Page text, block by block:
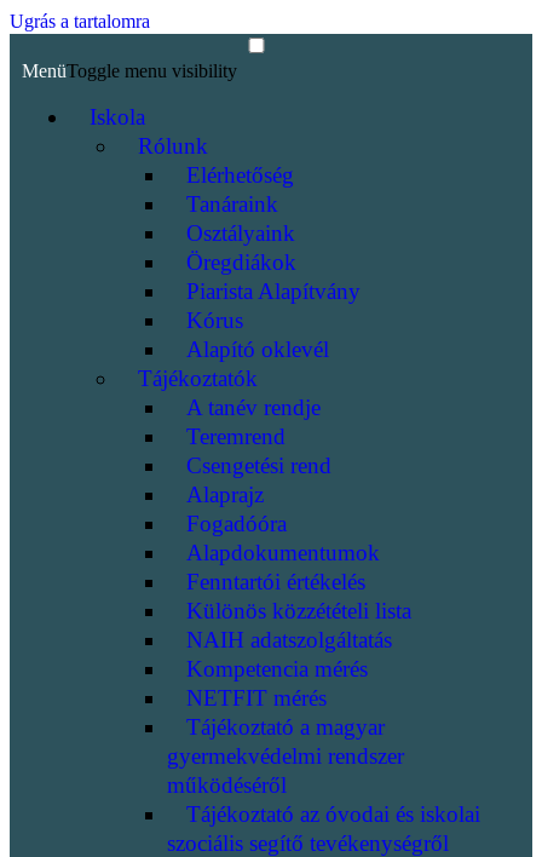
Ugrás a tartalomra
MenüToggle menu visibility
Iskola
Rólunk
Elérhetőség
Tanáraink
Osztályaink
Öregdiákok
Piarista Alapítvány
Kórus
Alapító oklevél
Tájékoztatók
A tanév rendje
Teremrend
Csengetési rend
Alaprajz
Fogadóóra
Alapdokumentumok
Fenntartói értékelés
Különös közzétételi lista
NAIH adatszolgáltatás
Kompetencia mérés
NETFIT mérés
Tájékoztató a magyar
gyermekvédelmi rendszer
működéséről
Tájékoztató az óvodai és iskolai
szociális segítő tevékenységről